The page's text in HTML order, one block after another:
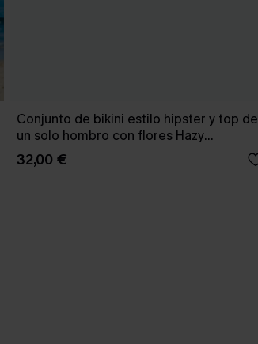
Conjunto de bikini estilo hipster y top de
un solo hombro con flores Hazy
Tenderness
32,00 €